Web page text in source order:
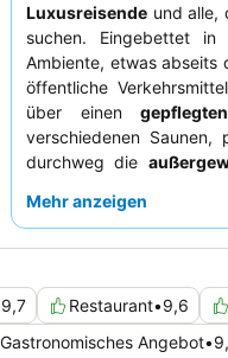
Luxusreisende und alle,
suchen. Eingebettet
Ambiente, etwas abseits
öffentliche
über einen
verschiedenen Saunen,
durchweg die
regionalen Produkten.
Mehr anzeigen
9,7 Restaurant•9,6
Gastronomisches Angebot•